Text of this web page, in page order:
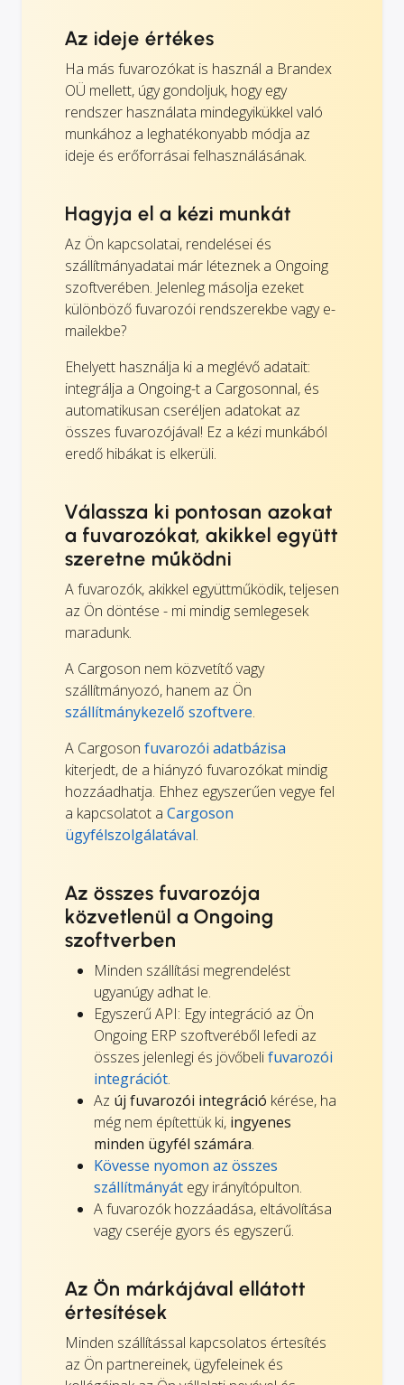
Az ideje értékes
Ha más fuvarozókat is használ a Brandex
OÜ mellett, úgy gondoljuk, hogy egy
rendszer használata mindegyikükkel való
munkához a leghatékonyabb módja az
ideje és erőforrásai felhasználásának.
Hagyja el a kézi munkát
Az Ön kapcsolatai, rendelései és
szállítmányadatai már léteznek a Ongoing
szoftverében. Jelenleg másolja ezeket
különböző fuvarozói rendszerekbe vagy e-
mailekbe?
Ehelyett használja ki a meglévő adatait:
integrálja a Ongoing-t a Cargosonnal, és
automatikusan cseréljen adatokat az
összes fuvarozójával! Ez a kézi munkából
eredő hibákat is elkerüli.
Válassza ki pontosan azokat
a fuvarozókat, akikkel együtt
szeretne működni
A fuvarozók, akikkel együttműködik, teljesen
az Ön döntése - mi mindig semlegesek
maradunk.
A Cargoson nem közvetítő vagy
szállítmányozó, hanem az Ön
szállítmánykezelő szoftvere.
A Cargoson fuvarozói adatbázisa
kiterjedt, de a hiányzó fuvarozókat mindig
hozzáadhatja. Ehhez egyszerűen vegye fel
a kapcsolatot a Cargoson
ügyfélszolgálatával.
Az összes fuvarozója
közvetlenül a Ongoing
szoftverben
Minden szállítási megrendelést
ugyanúgy adhat le.
Egyszerű API: Egy integráció az Ön
Ongoing ERP szoftveréből lefedi az
összes jelenlegi és jövőbelifuvarozói
integrációt.
Az új fuvarozói integráció kérése, ha
még nem építettük ki, ingyenes
minden ügyfél számára.
Kövesse nyomon az összes
szállítmányát egy irányítópulton.
A fuvarozók hozzáadása, eltávolítása
vagy cseréje gyors és egyszerű.
Az Ön márkájával ellátott
értesítések
Minden szállítással kapcsolatos értesítés
az Ön partnereinek, ügyfeleinek és